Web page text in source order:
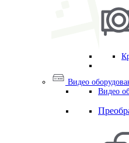
Видео
Видео